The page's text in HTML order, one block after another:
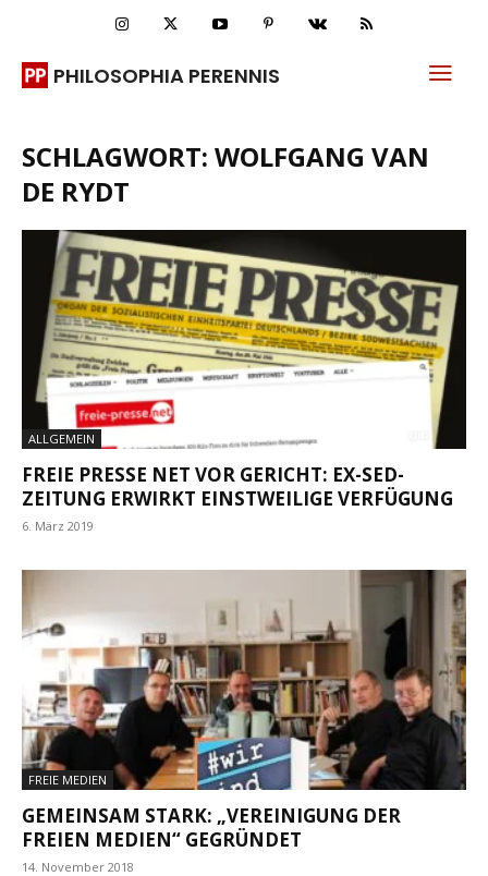
PHILOSOPHIA PERENNIS
SCHLAGWORT: WOLFGANG VAN
DE RYDT
ALLGEMEIN
FREIE PRESSE NET VOR GERICHT: EX-SED-
ZEITUNG ERWIRKT EINSTWEILIGE VERFÜGUNG
6. März 2019
FREIE MEDIEN
GEMEINSAM STARK: „VEREINIGUNG DER
FREIEN MEDIEN“ GEGRÜNDET
14. November 2018